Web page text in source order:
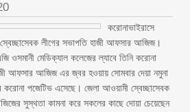
করোনাভাইরাসে
লীগের সভাপতি হাজী আফসার আজিজ।
ওসমানী মেডিক্যাল কলেজের ল্যাবে তিনি করোনা
আফসার আজিজ এর জ্বর হওয়ায় সোমবার দেয়া নমুনা
করোনা পজেটিভ এসেছে। জেলা আওয়ামী স্বেচ্ছাসেবক
সুস্থতা কামনা করে সকলের কাছে দোয়া চেয়েছেন